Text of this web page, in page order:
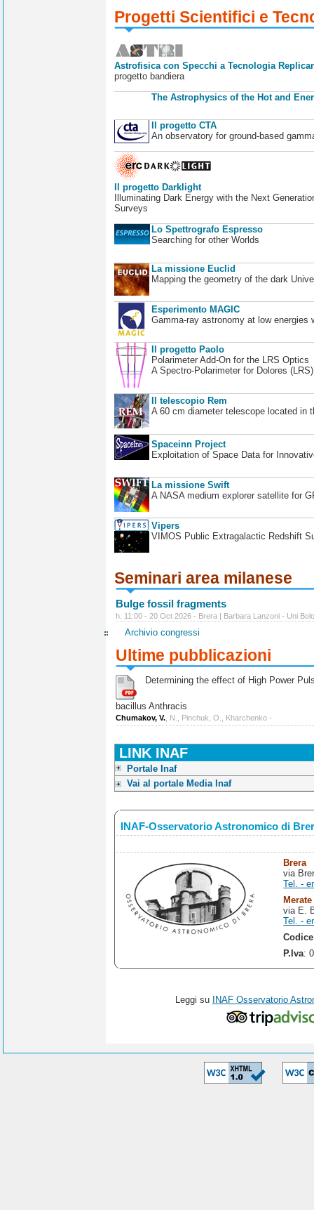
Progetti Scientifici e
Astrofisica con Specchi a Tecnologia
progetto bandiera
The Astrophysics of the Hot and
Il progetto CTA
An observatory for ground-based
Il progetto Darklight
Illuminating Dark Energy with the Next
Surveys
Lo Spettrografo Espresso
Searching for other Worlds
La missione Euclid
Mapping the geometry of the dark
Esperimento MAGIC
Gamma-ray astronomy at low energies
Il progetto Paolo
Polarimeter Add-On for the LRS Optics
A Spectro-Polarimeter for Dolores
Il telescopio Rem
A 60 cm diameter telescope located in
Spaceinn Project
Exploitation of Space Data for
La missione Swift
A NASA medium explorer satellite for
Vipers
VIMOS Public Extragalactic Redshift
Seminari area milanese
Bulge fossil fragments
h. 11:00 - 20 Oct 2026 - Brera | Barbara Lanzoni - Uni
Archivio congressi
Ultime pubblicazioni
Determining the effect of High Power
bacillus Anthracis
Chumakov, V. , N., Pinchuk, O., Kharchenko -
LINK INAF
Portale Inaf
Vai al portale Media Inaf
INAF-Osservatorio Astronomico di
Brera
via
Tel. -
Merate
via E.
Tel. -
P.Iva:
Leggi su INAF Osservatorio